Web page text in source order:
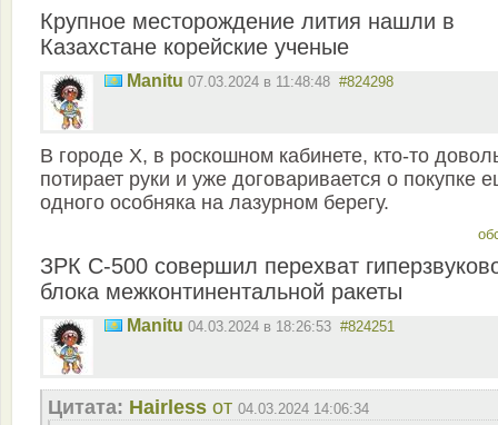
Крупное месторождение лития нашли в
Казахстане корейские ученые
Manitu 07.03.2024 в 11:48:48 #824298
В городе Х, в роскошном кабинете, кто-то
потирает руки и уже договаривается о покупке
одного особняка на лазурном берегу.
ЗРК С-500 совершил перехват
блока межконтинентальной ракеты
Manitu 04.03.2024 в 18:26:53 #824251
Цитата: Hairless от 04.03.2024 14:06:34